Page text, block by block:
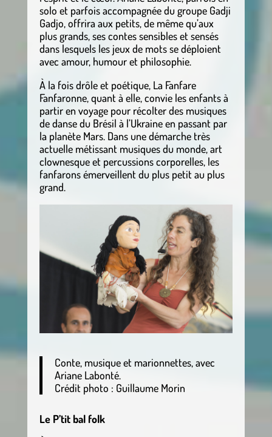
solo et parfois accompagnée du groupe Gadji
Gadjo, offrira aux petits, de même qu’aux
plus grands, ses contes sensibles et sensés
dans lesquels les jeux de mots se déploient
avec amour, humour et philosophie.
À la fois drôle et poétique, La Fanfare
Fanfaronne, quant à elle, convie les enfants à
partir en voyage pour récolter des musiques
de danse du Brésil à l’Ukraine en passant par
la planète Mars. Dans une démarche très
actuelle métissant musiques du monde, art
clownesque et percussions corporelles, les
fanfarons émerveillent du plus petit au plus
grand.
Conte, musique et marionnettes, avec
Ariane Labonté.
Crédit photo : Guillaume Morin
Le P’tit bal folk